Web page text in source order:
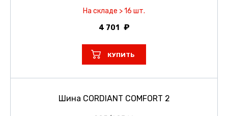
На складе > 16 шт.
4 701
КУПИТЬ
Шина CORDIANT COMFORT 2